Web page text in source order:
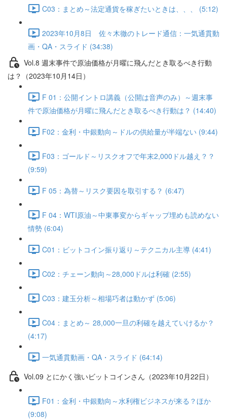
C03：まとめ～法定通貨を稼ぎたいときは、、、 (5:12)
2023年10月8日 佐々木徹のトレード通信：一気通貫動
画・QA・スライド (34:38)
Vol.8 週末事件で原油価格が月曜に飛んだとき取るべき行動
は？（2023年10月14日）
F 01：公開イントロ講義（公開は音声のみ）～週末事
件で原油価格が月曜に飛んだとき取るべき行動は？ (14:40)
F02：金利・中銀動向～ドルの供給量が半端ない (9:44)
F03：ゴールド～リスクオフで年末2,000ドル越え？？
(9:59)
F 05：為替～リスク要因を取引する？ (6:47)
F 04：WTI原油～中東事変からギャップ埋めも読めない
情勢 (6:04)
C01：ビットコイン振り返り～テクニカル主導 (4:41)
C02：チェーン動向～28,000ドルは利確 (2:55)
C03：建玉分析～相場巧者は動かず (5:06)
C04：まとめ～ 28,000一旦の利確を越えていけるか？
(4:17)
一気通貫動画・QA・スライド (64:14)
Vol.09 とにかく強いビットコインさん（2023年10月22日）
F01：金利・中銀動向～水利権ビジネスが来る？ほか
(9:08)